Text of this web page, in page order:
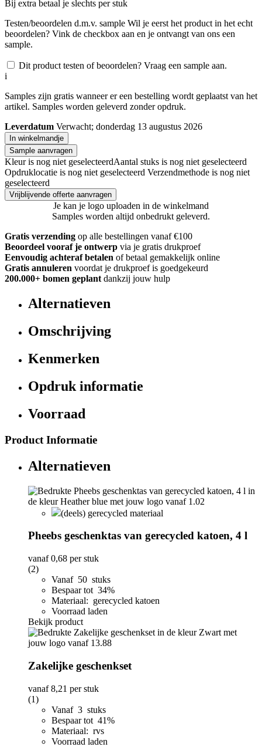
Bij extra betaal je slechts per stuk
Testen/beoordelen d.m.v. sample Wil je eerst het product in het echt
beoordelen? Vink de checkbox aan en je ontvangt van ons een
sample.
Dit product testen of beoordelen? Vraag een sample aan.
i
Samples zijn gratis wanneer er een bestelling wordt geplaatst van het
artikel. Samples worden geleverd zonder opdruk.
Leverdatum Verwacht; donderdag 13 augustus 2026
In winkelmandje
Sample aanvragen
Kleur is nog niet geselecteerdAantal stuks is nog niet geselecteerd
Opdruklocatie is nog niet geselecteerd Verzendmethode is nog niet
geselecteerd
Vrijblijvende offerte aanvragen
Je kan je logo uploaden in de winkelmand
Samples worden altijd onbedrukt geleverd.
Gratis verzending op alle bestellingen vanaf €100
Beoordeel vooraf je ontwerp via je gratis drukproef
Eenvoudig achteraf betalen of betaal gemakkelijk online
Gratis annuleren voordat je drukproef is goedgekeurd
200.000+ bomen geplant dankzij jouw hulp
Alternatieven
Omschrijving
Kenmerken
Opdruk informatie
Voorraad
Product Informatie
Alternatieven
(deels) gerecycled materiaal
Pheebs geschenktas van gerecycled katoen, 4 l
vanaf0,68 per stuk
(2)
Vanaf 50 stuks
Bespaar tot 34%
Materiaal: gerecycled katoen
Voorraad laden
Bekijk product
Zakelijke geschenkset
vanaf8,21 per stuk
(1)
Vanaf 3 stuks
Bespaar tot 41%
Materiaal: rvs
Voorraad laden